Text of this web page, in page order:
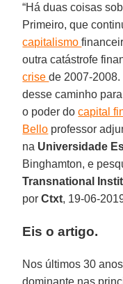
“Há duas coisas
Primeiro, que
capitalismo
outra catástrofe
crisede 2007-
desse caminho
o poder docapital
Bello professor
na Universidade
Binghamton, e
Transnational
porCtxt, 19-06-
Eis o artigo.
Nos últimos 30
dominante nas